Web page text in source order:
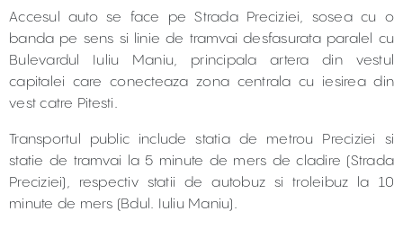
Accesul auto se face pe Strada Preciziei, sosea cu o
banda pe sens si linie de tramvai desfasurata paralel cu
Bulevardul Iuliu Maniu, principala artera din vestul
capitalei care conecteaza zona centrala cu iesirea din
vest catre Pitesti.
Transportul public include statia de metrou Preciziei si
statie de tramvai la 5 minute de mers de cladire (Strada
Preciziei), respectiv statii de autobuz si troleibuz la 10
minute de mers (Bdul. Iuliu Maniu).